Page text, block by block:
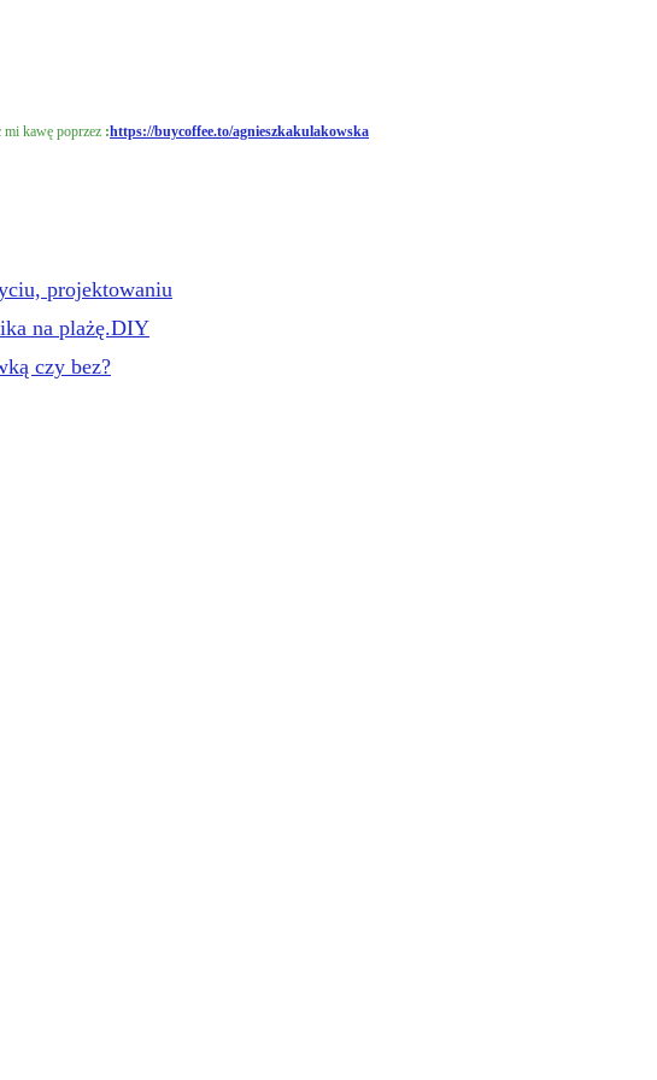
mi kawę poprzez :https://buycoffee.to/agnieszkakulakowska
projektowaniu
na plażę.DIY
czy bez?